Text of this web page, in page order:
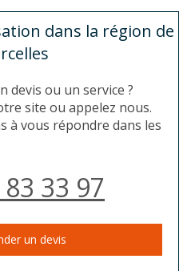
dans la région de
devis ou un service ?
site ou appelez nous.
à vous répondre dans les
33 97
un devis